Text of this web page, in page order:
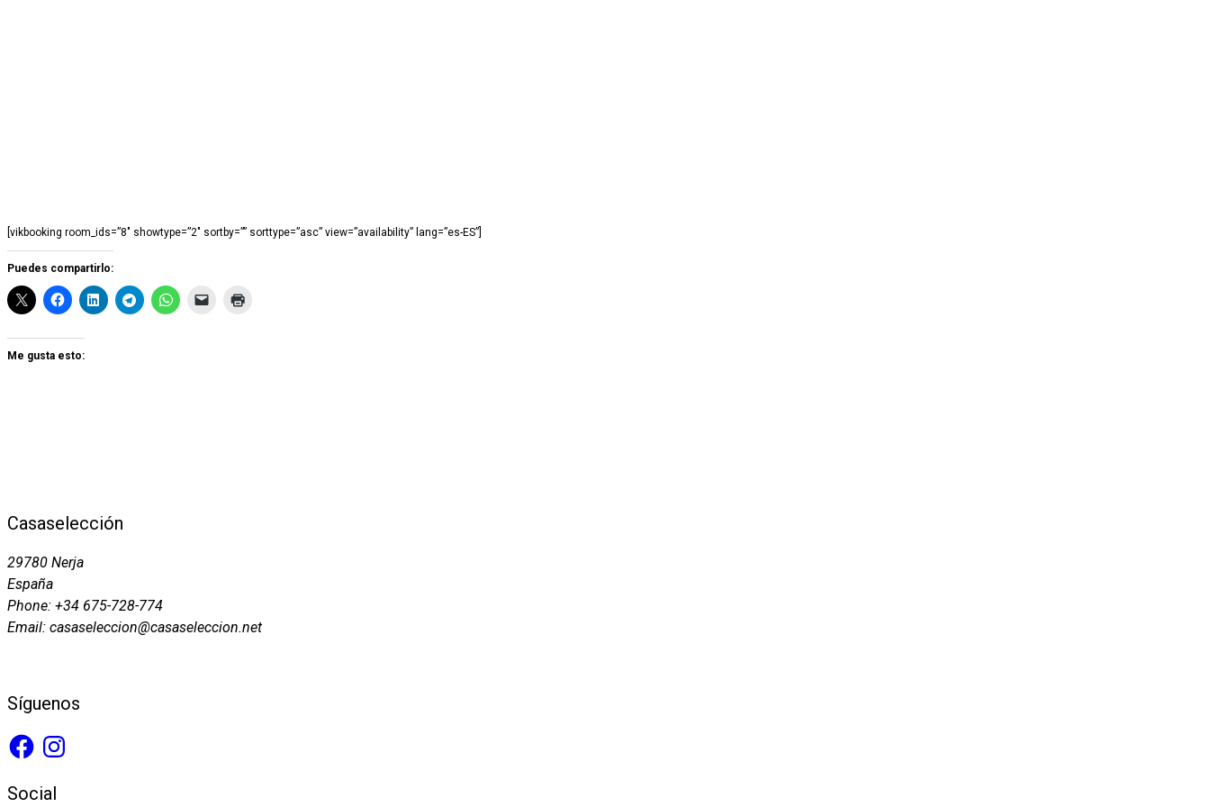
[vikbooking room_ids=”8″ showtype=”2″ sortby=”” sorttype=”asc” view=”availability” lang=”es-ES”]
Puedes compartirlo:
Me gusta esto:
Casaselección
29780 Nerja
España
Phone: +34 675-728-774
Email: casaseleccion@casaseleccion.net
Síguenos
FacebookInstagram
Social